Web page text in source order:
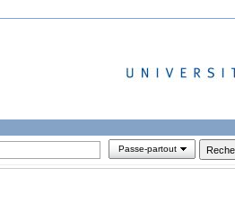
Passe-partout